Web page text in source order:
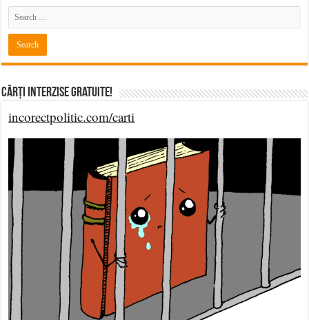
Cărți Interzise Gratuite!
incorectpolitic.com/carti